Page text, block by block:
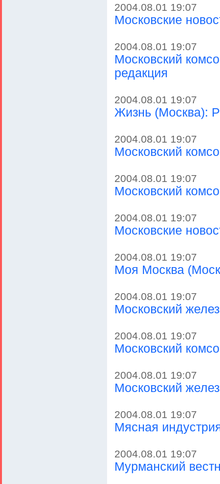
2004.08.01 19:07
Московские
2004.08.01 19:07
Московский
редакция
2004.08.01 19:07
Жизнь (Москва):
2004.08.01 19:07
Московский
2004.08.01 19:07
Московский
2004.08.01 19:07
Московские
2004.08.01 19:07
Моя Москва
2004.08.01 19:07
Московский
2004.08.01 19:07
Московский
2004.08.01 19:07
Московский
2004.08.01 19:07
Мясная
2004.08.01 19:07
Мурманский